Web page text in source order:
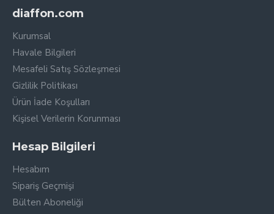
diaffon.com
Kurumsal
Havale Bilgileri
Mesafeli Satış Sözleşmesi
Gizlilik Politikası
Ürün İade Koşulları
Kişisel Verilerin Korunması
Hesap Bilgileri
Hesabım
Sipariş Geçmişi
Bülten Aboneliği